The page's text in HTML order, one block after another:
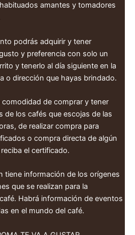
amantes y tomadores
podrás adquirir y tener
y preferencia con solo un
y tenerlo al día siguiente en la
o dirección que hayas brindado.
comodidad de comprar y tener
de los cafés que escojas de las
de realizar compra para
o compra directa de algún
el certificado.
tiene información de los orígenes
que se realizan para la
Habrá información de eventos
en el mundo del café.